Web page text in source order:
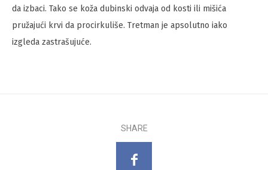
da izbaci. Tako se koža dubinski odvaja od kosti ili mišića
pružajući krvi da procirkuliše. Tretman je apsolutno iako
izgleda zastrašujuće.
SHARE